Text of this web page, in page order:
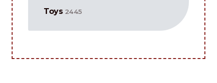
Toys 2445